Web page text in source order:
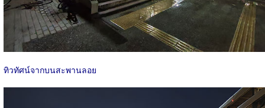
ทิวทัศน์จากบนสะพานลอย